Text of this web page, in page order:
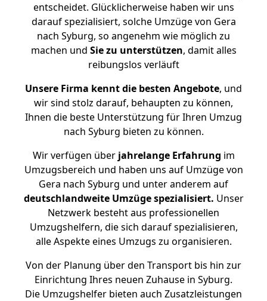
entscheidet. Glücklicherweise haben wir uns
darauf spezialisiert, solche Umzüge von Gera
nach Syburg, so angenehm wie möglich zu
machen und Sie zu unterstützen, damit alles
reibungslos verläuft
Unsere Firma kennt die besten Angebote, und
wir sind stolz darauf, behaupten zu können,
Ihnen die beste Unterstützung für Ihren Umzug
nach Syburg bieten zu können.
Wir verfügen überjahrelange Erfahrung im
Umzugsbereich und haben uns auf Umzüge von
Gera nach Syburg und unter anderem auf
deutschlandweite Umzüge spezialisiert. Unser
Netzwerk besteht aus professionellen
Umzugshelfern, die sich darauf spezialisieren,
alle Aspekte eines Umzugs zu organisieren.
Von der Planung über den Transport bis hin zur
Einrichtung Ihres neuen Zuhause in Syburg.
Die Umzugshelfer bieten auch Zusatzleistungen